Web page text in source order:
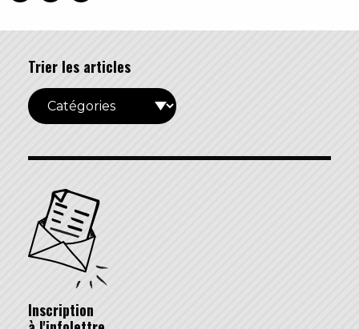
Trier les articles
Inscription